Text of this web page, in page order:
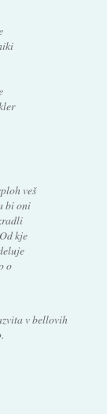
veš
bi oni
kje
o
v bellovih